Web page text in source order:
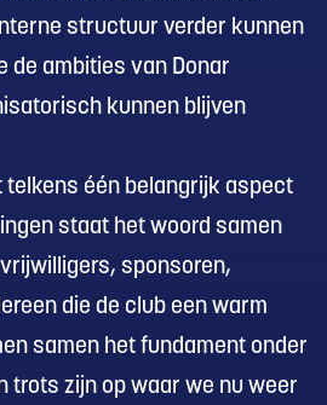
structuur verder kunnen
de ambities van Donar
kunnen blijven
telkens één belangrijk aspect
staat het woord samen
sponsoren,
die de club een warm
samen het fundament onder
trots zijn op waar we nu weer